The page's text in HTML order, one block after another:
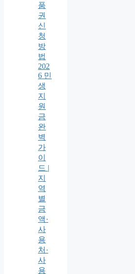
품
권
신
청
방
법
202
6 민
생
지
원
금
완
벽
가
이
드 |
지
역
별
금
액·
사
용
처·
사
용